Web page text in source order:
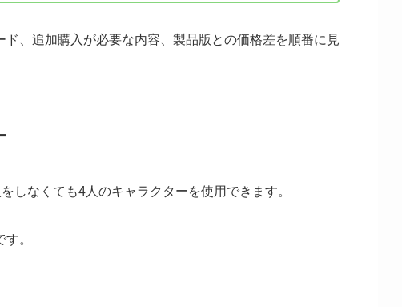
、追加購入が必要な内容、製品版との価格差を順番に見
しなくても4人のキャラクターを使用できます。
。